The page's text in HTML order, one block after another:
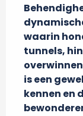
waarin
tunnels,
is een
kennen en